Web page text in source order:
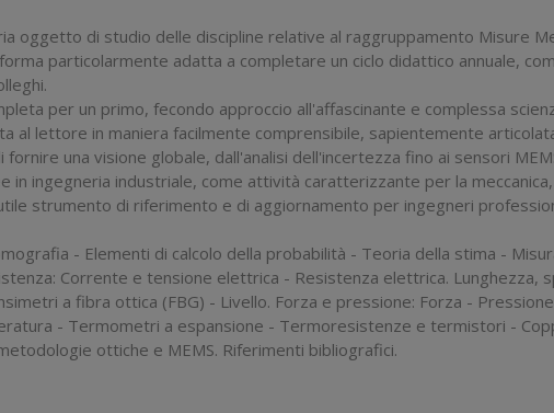
oggetto di studio delle discipline relative al raggruppamento Misure
particolarmente adatta a completare un ciclo didattico annuale,
per un primo, fecondo approccio all'affascinante e complessa
al lettore in maniera facilmente comprensibile, sapientemente
una visione globale, dall'analisi dell'incertezza fino ai sensori
ingegneria industriale, come attività caratterizzante per la
strumento di riferimento e di aggiornamento per ingegneri
- Elementi di calcolo della probabilità - Teoria della stima -
Corrente e tensione elettrica - Resistenza elettrica. Lunghezza,
a fibra ottica (FBG) - Livello. Forza e pressione: Forza -
- Termometri a espansione - Termoresistenze e termistori -
ottiche e MEMS. Riferimenti bibliografici.